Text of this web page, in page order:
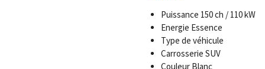
Puissance 150 ch / 110 kW
Energie Essence
Type de véhicule
Carrosserie SUV
Couleur Blanc